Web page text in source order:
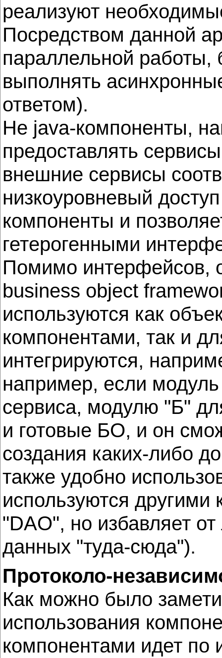
реализуют
Посредством данной
параллельной работы,
выполнять
ответом).
Не java-компоненты,
предоставлять
внешние сервисы
низкоуровневый
компоненты и
гетерогенными
Помимо интерфейсов,
business object
используются как
компонентами, так и
интегрируются,
например, если
сервиса, модулю "Б"
и готовые БО, и он
создания каких-либо
также удобно
используются другими
"DAO", но избавляет
данных "туда-сюда").
Протоколо-
Как можно было
использования
компонентами идет